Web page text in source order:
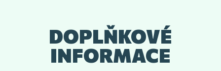
DOPLŇKOVÉ
INFORMACE